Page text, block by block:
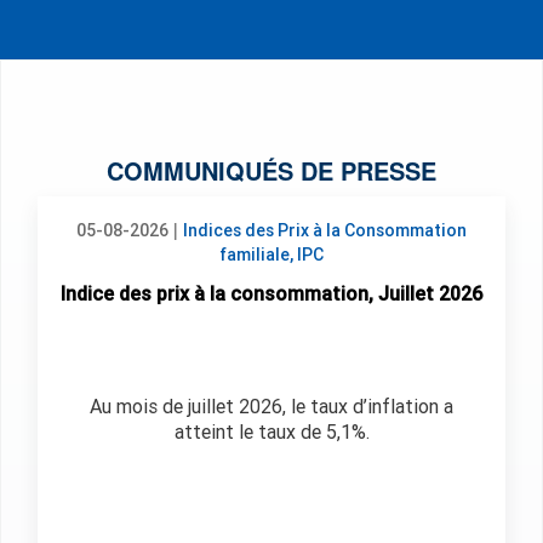
COMMUNIQUÉS DE PRESSE
05-08-2026 |
Indices des Prix à la Consommation
familiale, IPC
Indice des prix à la consommation, Juillet 2026
Au mois de juillet 2026, le taux d’inflation a
atteint le taux de 5,1%.